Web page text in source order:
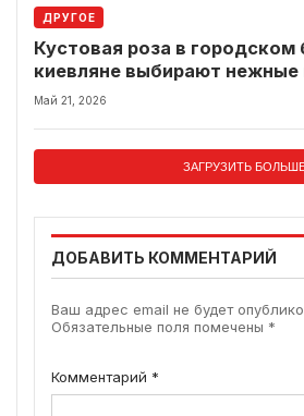
ДРУГОЕ
Кустовая роза в городском
киевляне выбирают нежные
вместо классики
Май 21, 2026
ЗАГРУЗИТЬ
ДОБАВИТЬ КОММЕНТАРИЙ
Ваш адрес email не будет
Обязательные поля помечены *
Комментарий *